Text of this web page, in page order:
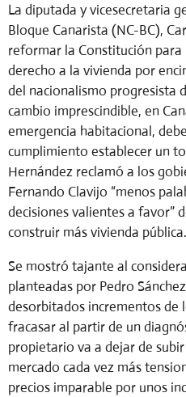
La diputada y vicesecretaria
Bloque Canarista (NC-BC),
reformar la Constitución para
derecho a la vivienda por
del nacionalismo progresista
cambio imprescindible, en
emergencia habitacional,
cumplimiento establecer un
Hernández reclamó a los
Fernando Clavijo “menos
decisiones valientes a favor”
construir más vivienda pública.
Se mostró tajante al
planteadas por Pedro
desorbitados incrementos de
fracasar al partir de un
propietario va a dejar de
mercado cada vez más
precios imparable por unos